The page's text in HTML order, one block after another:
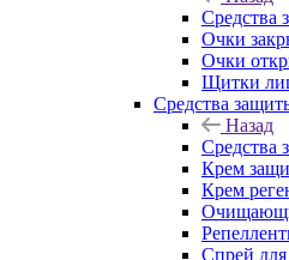
Средства
Очки
Очки
Щитки
Средства
Назад
Средства
Крем
Крем
Спрей